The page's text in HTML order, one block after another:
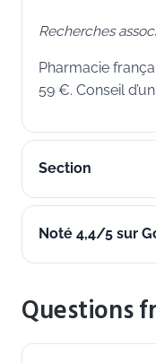
Recherches
Pharmacie
59 €. Conseil
Section
Noté 4,4/5 sur
Questions